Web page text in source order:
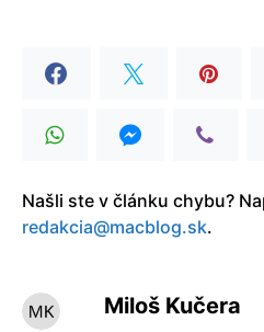
Našli ste v článku chybu?
redakcia@macblog.sk.
Miloš Kučera